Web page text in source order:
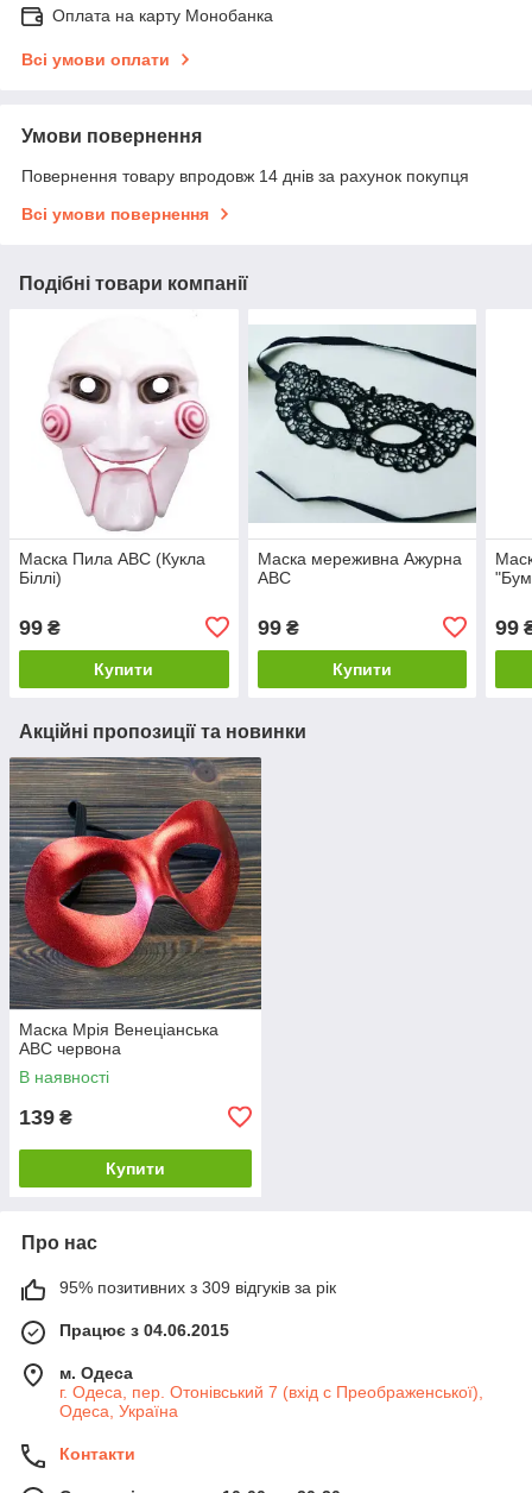
Оплата на карту Монобанка
Всі умови оплати
Умови повернення
Повернення товару впродовж 14 днів за рахунок покупця
Всі умови повернення
Подібні товари компанії
Маска Пила ABC (Кукла
Біллі)
99 ₴
Купити
Маска мереживна Ажурна
ABC
99₴
Купити
99
Акційні пропозиції та новинки
Маска Мрія Венеціанська
АВС червона
В наявності
139 ₴
Купити
Про нас
95% позитивних з 309 відгуків за рік
Працює з 04.06.2015
м. Одеса
г. Одеса, пер. Отонівський 7 (вхід с Преображенської),
Одеса, Україна
Контакти